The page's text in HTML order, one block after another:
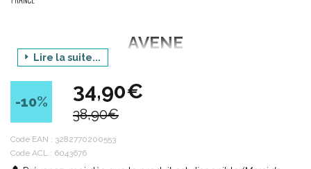
AVENE
Une marque engagée
Lire la suite...
-10% 34,90€
38,90€
Code EAN : 3282770200553
Code ACL : 6043676